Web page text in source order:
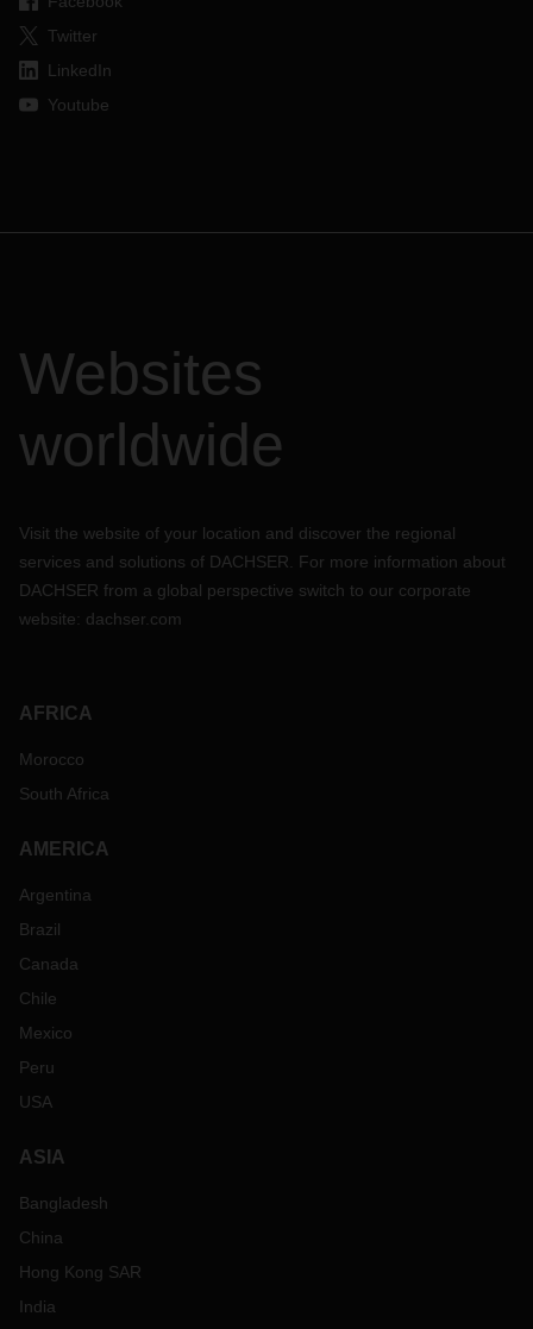
Twitter
LinkedIn
Youtube
Websites
worldwide
Visit the website of your location and discover the regional
services and solutions of DACHSER. For more information about
DACHSER from a global perspective switch to our corporate
website: dachser.com
AFRICA
Morocco
South Africa
AMERICA
Argentina
Brazil
Canada
Chile
Mexico
Peru
USA
ASIA
Bangladesh
China
Hong Kong SAR
India